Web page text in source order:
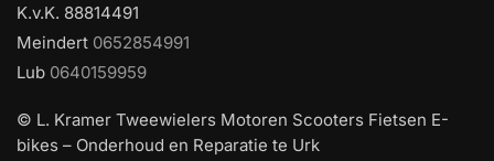
K.v.K. 88814491
Meindert 0652854991
Lub 0640159959
© L. Kramer Tweewielers Motoren Scooters Fietsen E-
bikes – Onderhoud en Reparatie te Urk